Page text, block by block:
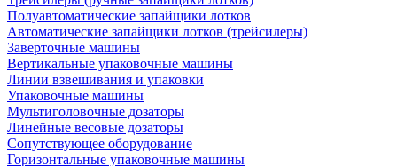
Полуавтоматические запайщики лотков
Автоматические запайщики лотков (трейсилеры)
Заверточные машины
Вертикальные упаковочные машины
Линии взвешивания и упаковки
Упаковочные машины
Мультиголовочные дозаторы
Линейные весовые дозаторы
Сопутствующее оборудование
Горизонтальные упаковочные машины